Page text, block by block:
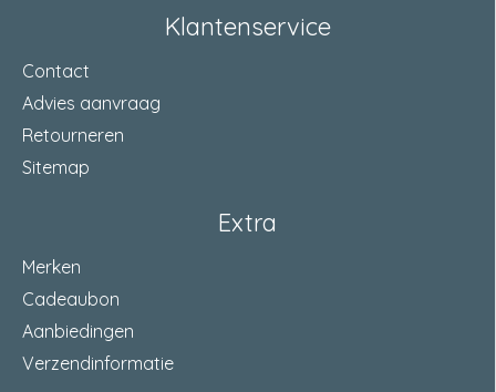
Klantenservice
Contact
Advies aanvraag
Retourneren
Sitemap
Extra
Merken
Cadeaubon
Aanbiedingen
Verzendinformatie